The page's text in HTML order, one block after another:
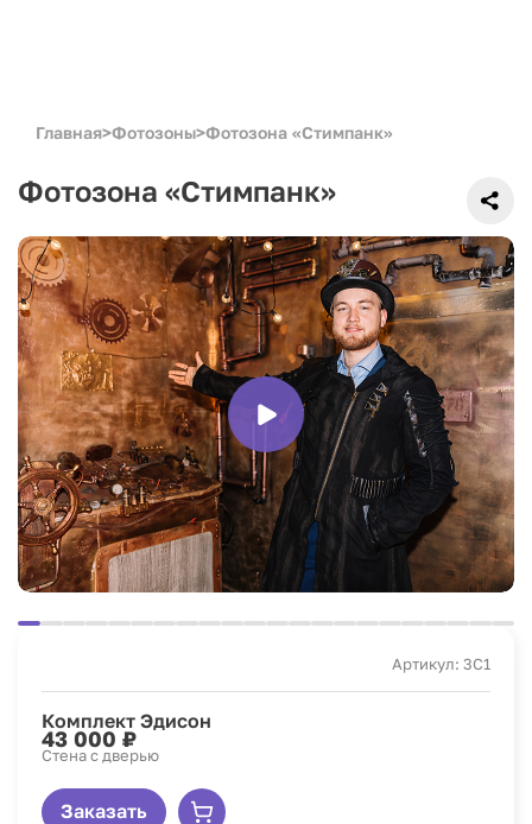
Главная>Фотозоны>Фотозона «Стимпанк»
Фотозона «Стимпанк»
Артикул: 3C1
Комплект Эдисон
43 000 ₽
Стена с дверью
Заказать